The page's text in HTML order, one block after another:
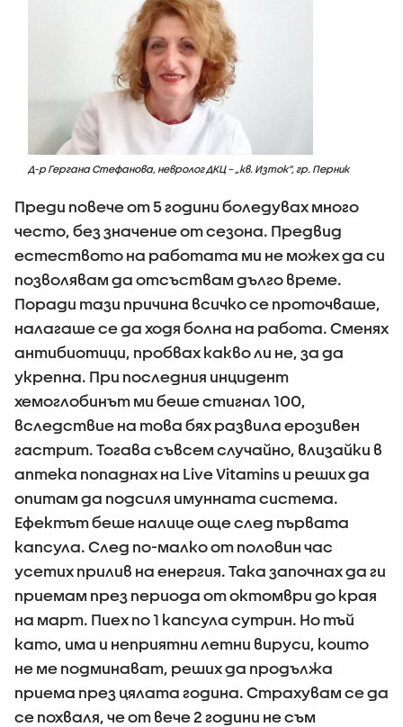
Д-р Гергана Стефанова, невролог ДКЦ – „кв. Изток“, гр. Перник
Преди повече от 5 години боледувах много
често, без значение от сезона. Предвид
естеството на работата ми не можех да си
позволявам да отсъствам дълго време.
Поради тази причина всичко се проточваше,
налагаше се да ходя болна на работа. Сменях
антибиотици, пробвах какво ли не, за да
укрепна. При последния инцидент
хемоглобинът ми беше стигнал 100,
вследствие на това бях развила ерозивен
гастрит. Тогава съвсем случайно, влизайки в
аптека попаднах на Live Vitamins и реших да
опитам да подсиля имунната система.
Ефектът беше налице още след първата
капсула. След по-малко от половин час
усетих прилив на енергия. Така започнах да ги
приемам през периода от октомври до края
на март. Пиех по 1 капсула сутрин. Но тъй
като, има и неприятни летни вируси, които
не ме подминават, реших да продължа
приема през цялата година. Страхувам се да
се похваля, че от вече 2 години не съм